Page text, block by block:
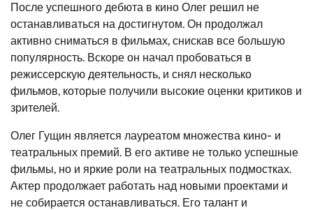
После успешного дебюта в кино Олег решил не
останавливаться на достигнутом. Он продолжал
активно сниматься в фильмах, снискав все большую
популярность. Вскоре он начал пробоваться в
режиссерскую деятельность, и снял несколько
фильмов, которые получили высокие оценки критиков и
зрителей.
Олег Гущин является лауреатом множества кино- и
театральных премий. В его активе не только успешные
фильмы, но и яркие роли на театральных подмостках.
Актер продолжает работать над новыми проектами и
не собирается останавливаться. Его талант и